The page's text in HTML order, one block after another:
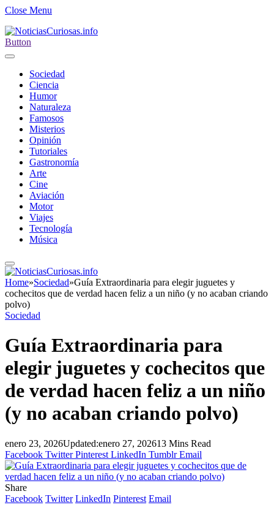
Close Menu
Button
Sociedad
Ciencia
Humor
Naturaleza
Famosos
Misterios
Opinión
Tutoriales
Gastronomía
Arte
Cine
Aviación
Motor
Viajes
Tecnología
Música
Home»Sociedad»Guía Extraordinaria para elegir juguetes y
cochecitos que de verdad hacen feliz a un niño (y no acaban criando
polvo)
Sociedad
Guía Extraordinaria para
elegir juguetes y cochecitos que
de verdad hacen feliz a un niño
(y no acaban criando polvo)
enero 23, 2026Updated:enero 27, 202613 Mins Read
Facebook Twitter Pinterest LinkedIn Tumblr Email
Share
Facebook Twitter LinkedIn Pinterest Email